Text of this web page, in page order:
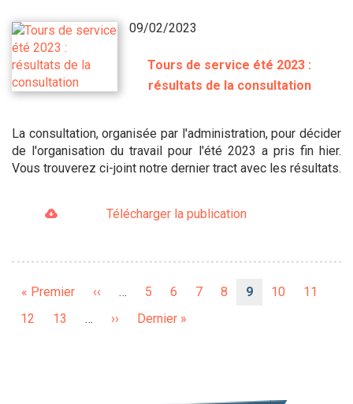
09/02/2023
Tours de service été 2023 :
résultats de la consultation
La consultation, organisée par l'administration, pour décider
de l'organisation du travail pour l'été 2023 a pris fin hier.
Vous trouverez ci-joint notre dernier tract avec les résultats.
Télécharger la publication
Première
« Premier
Page
‹‹ … Page
5 Page
6 Page
7 Page
8
Page
9 Page
10 Page
11
Page
12 Page
13 …
Page
››
Dernière
Dernier »